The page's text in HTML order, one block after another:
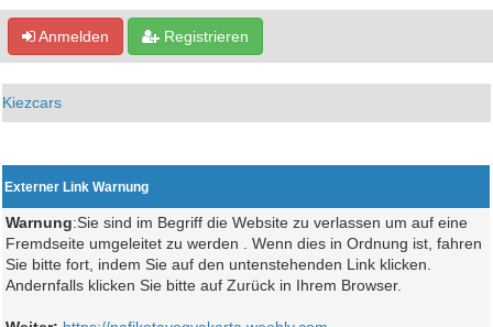
Anmelden Registrieren
Kiezcars
Externer Link Warnung
Warnung:Sie sind im Begriff die Website zu verlassen um auf eine
Fremdseite umgeleitet zu werden . Wenn dies in Ordnung ist, fahren
Sie bitte fort, indem Sie auf den untenstehenden Link klicken.
Andernfalls klicken Sie bitte auf Zurück in Ihrem Browser.